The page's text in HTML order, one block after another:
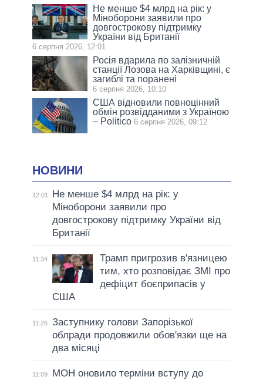
Не менше $4 млрд на рік: у
Міноборони заявили про
довгострокову підтримку
України від Британії
6 серпня 2026, 12:01
Росія вдарила по залізничній
станції Лозова на Харківщині, є
загиблі та поранені
6 серпня 2026, 10:10
США відновили повноцінний
обмін розвідданими з Україною
– Politico 6 серпня 2026, 09:12
НОВИНИ
12:01
Не менше $4 млрд на рік: у
Міноборони заявили про
довгострокову підтримку України від
Британії
11:34
Трамп пригрозив в'язницею
тим, хто розповідає ЗМІ про
дефіцит боєприпасів у
США
11:26
Заступнику голови Запорізької
облради продовжили обов'язки ще на
два місяці
11:09
МОН оновило терміни вступу до